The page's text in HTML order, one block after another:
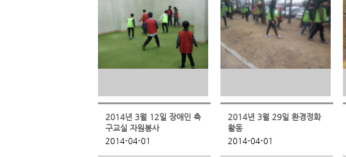
2014년 3월 12일 장애인 축
구교실 자원봉사
2014-04-01
2014년 3월 29일 환경정화
활동
2014-04-01